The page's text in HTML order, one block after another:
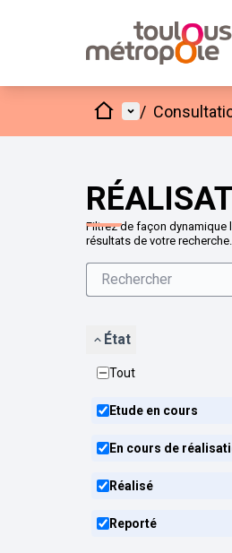
AccueilMenu principal
/
Filtrez de façon dynamique
résultats de votre recherche.
État
Tout
Etude en cours
En cours de
Réalisé
Reporté